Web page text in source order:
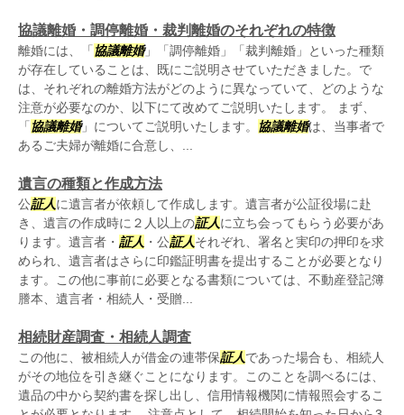
協議離婚・調停離婚・裁判離婚のそれぞれの特徴
離婚には、「 協議離婚」「調停離婚」「裁判離婚」といった種類
が存在していることは、既にご説明させていただきました。で
は、それぞれの離婚方法がどのように異なっていて、どのような
注意が必要なのか、以下にて改めてご説明いたします。 まず、
「 協議離婚」についてご説明いたします。 協議離婚は、当事者で
あるご夫婦が離婚に合意し、...
遺言の種類と作成方法
公証人に遺言者が依頼して作成します。遺言者が公証役場に赴
き、遺言の作成時に２人以上の証人に立ち会ってもらう必要があ
ります。遺言者・ 証人 ・公証人それぞれ、署名と実印の押印を求
められ、遺言者はさらに印鑑証明書を提出することが必要となり
ます。この他に事前に必要となる書類については、不動産登記簿
謄本、遺言者・相続人・受贈...
相続財産調査・相続人調査
この他に、被相続人が借金の連帯保証人であった場合も、相続人
がその地位を引き継ぐことになります。このことを調べるには、
遺品の中から契約書を探し出し、信用情報機関に情報照会するこ